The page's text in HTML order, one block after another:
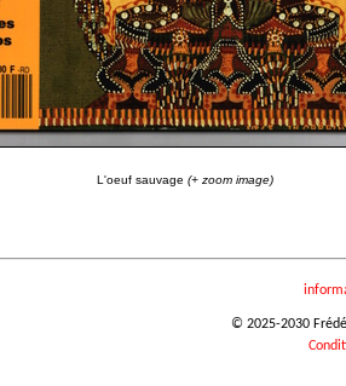
L'oeuf sauvage (+ zoom image)
© 2025-2030